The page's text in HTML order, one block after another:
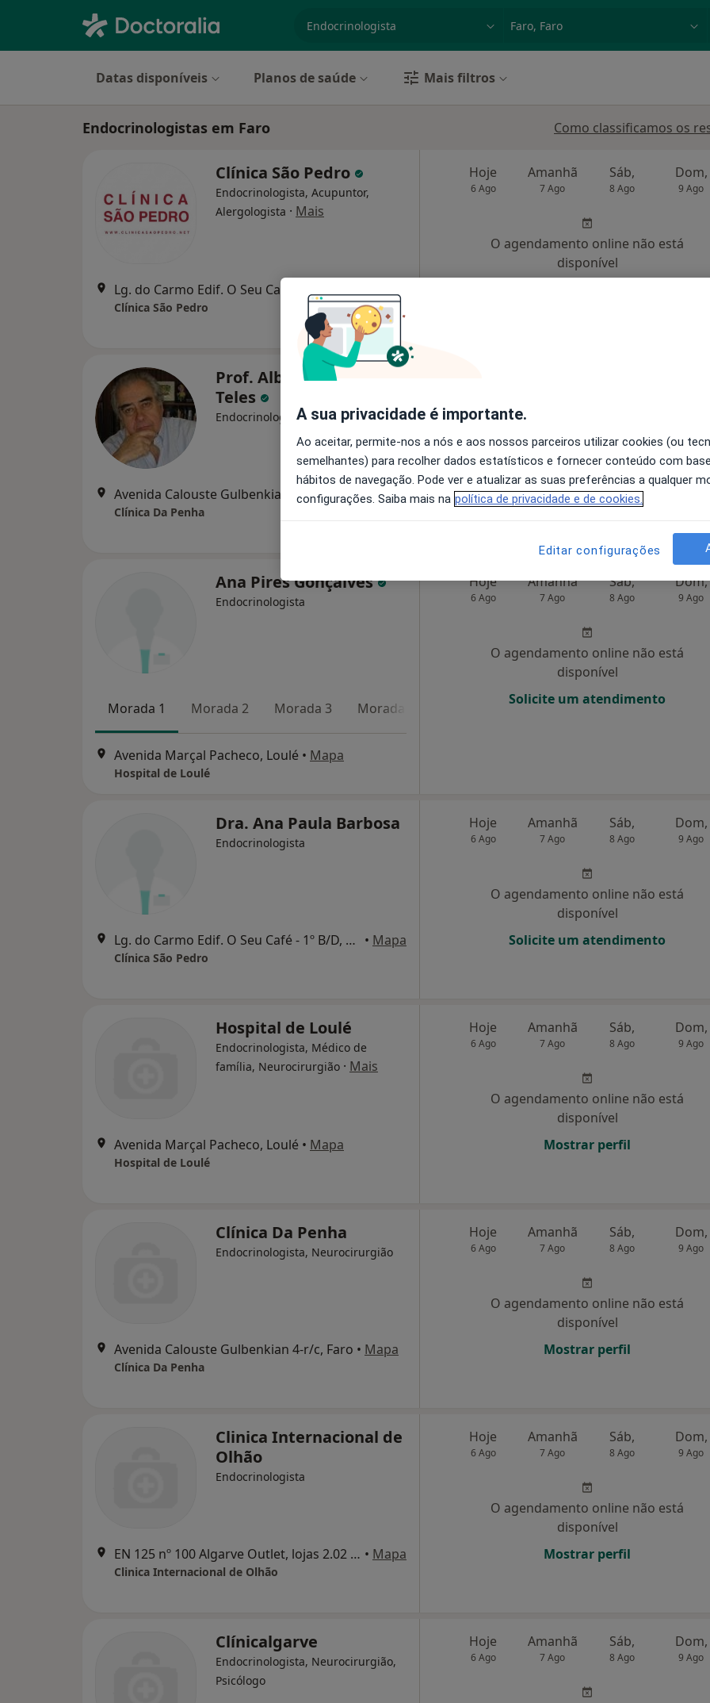
Datas disponíveis Planos de saúde Mais filtros
Endocrinologistas em Faro Como classificamos os
Clínica São Pedro
Endocrinologista, Acupuntor,
Alergologista · Mais
Clínica São Pedro
Hoje
6 Ago
Amanhã
7 Ago
Sáb,
8 Ago
Dom,
9 Ago
O agendamento online não está
disponível
Prof. Alberto Galvão-
Teles
Endocrinologista
Avenida Calouste Gulbenkian 4-r/c, Faro •Mapa
Clínica Da Penha
O agendamento online não está
disponível
Solicite um atendimento
Ana Pires Gonçalves
Endocrinologista
Morada 1 Morada 2 Morada 3 Morada 4
Avenida Marçal Pacheco, Loulé • Mapa
Hospital de Loulé
Hoje
6 Ago
Amanhã
7 Ago
Sáb,
8 Ago
Dom,
9 Ago
O agendamento online não está
disponível
Solicite um atendimento
Dra. Ana Paula Barbosa
Endocrinologista
Lg. do Carmo Edif. O Seu Café - 1º B/D, Faro • Mapa
Clínica São Pedro
Hoje
6 Ago
Amanhã
7 Ago
Sáb,
8 Ago
Dom,
9 Ago
O agendamento online não está
disponível
Solicite um atendimento
Hospital de Loulé
Endocrinologista, Médico de
família, Neurocirurgião · Mais
Avenida Marçal Pacheco, Loulé • Mapa
Hospital de Loulé
Hoje
6 Ago
Amanhã
7 Ago
Sáb,
8 Ago
Dom,
9 Ago
O agendamento online não está
disponível
Mostrar perfil
Clínica Da Penha
Endocrinologista, Neurocirurgião
Avenida Calouste Gulbenkian 4-r/c, Faro • Mapa
Clínica Da Penha
Hoje
6 Ago
Amanhã
7 Ago
Sáb,
8 Ago
Dom,
9 Ago
O agendamento online não está
disponível
Mostrar perfil
Clinica Internacional de
Olhão
Endocrinologista
EN 125 nº 100 Algarve Outlet, lojas 2.02 a 2.05, Olhão • Mapa
Clinica Internacional de Olhão
Hoje
6 Ago
Amanhã
7 Ago
Sáb,
8 Ago
Dom,
9 Ago
O agendamento online não está
disponível
Mostrar perfil
Clínicalgarve
Endocrinologista, Neurocirurgião,
Psicólogo
Hoje
6 Ago
Amanhã
7 Ago
Sáb,
8 Ago
Dom,
9 Ago
A sua privacidade é importante.
Ao aceitar, permite-nos a nós e aos nossos parceiros utilizar cookies (ou
semelhantes) para recolher dados estatísticos e fornecer conteúdo com
hábitos de navegação. Pode ver e atualizar as suas preferências a qualquer
configurações. Saiba mais na política de privacidade e de cookies.
Editar configurações